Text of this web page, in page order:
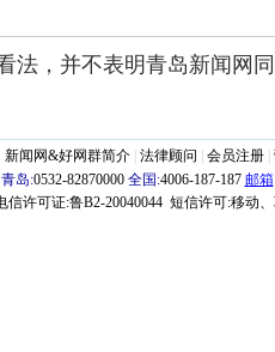
法，并不表明青岛新闻网